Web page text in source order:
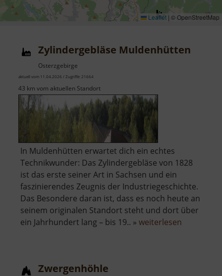
Leaflet | © OpenStreetMap
Zylindergebläse Muldenhütten
Osterzgebirge
aktuell vom 11.04.2026 / Zugriffe: 21664
43 km vom aktuellen Standort
In Muldenhütten erwartet dich ein echtes
Technikwunder: Das Zylindergebläse von 1828
ist das erste seiner Art in Sachsen und ein
faszinierendes Zeugnis der Industriegeschichte.
Das Besondere daran ist, dass es noch heute an
seinem originalen Standort steht und dort über
ein Jahrhundert lang – bis 19.. » weiterlesen
Zwergenhöhle